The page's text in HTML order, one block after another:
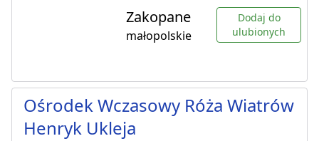
Zakopane
małopolskie
Dodaj do
ulubionych
Ośrodek Wczasowy Róża Wiatrów
Henryk Ukleja